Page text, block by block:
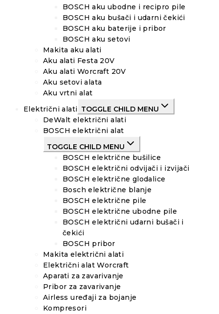
BOSCH aku ubodne i recipro pile
BOSCH aku bušači i udarni čekići
BOSCH aku baterije i pribor
BOSCH aku setovi
Makita aku alati
Aku alati Festa 20V
Aku alati Worcraft 20V
Aku setovi alata
Aku vrtni alat
Električni alati TOGGLE CHILD MENU
DeWalt električni alati
BOSCH električni alat
TOGGLE CHILD MENU
BOSCH električne bušilice
BOSCH električni odvijači i izvijači
BOSCH električne glodalice
Bosch električne blanje
BOSCH električne pile
BOSCH električne ubodne pile
BOSCH električni udarni bušači i
čekići
BOSCH pribor
Makita električni alati
Električni alat Worcraft
Aparati za zavarivanje
Pribor za zavarivanje
Airless uređaji za bojanje
Kompresori